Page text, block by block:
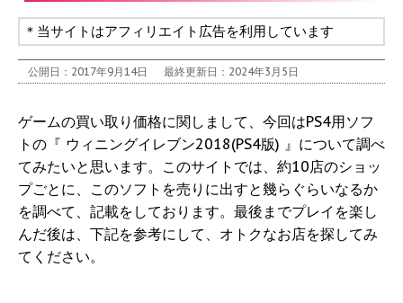
＊当サイトはアフィリエイト広告を利用しています
公開日：2017年9月14日 最終更新日：2024年3月5日
ゲームの買い取り価格に関しまして、今回はPS4用ソフ
トの『 ウィニングイレブン2018(PS4版) 』について調べ
てみたいと思います。このサイトでは、約10店のショッ
プごとに、このソフトを売りに出すと幾らぐらいなるか
を調べて、記載をしております。最後までプレイを楽し
んだ後は、下記を参考にして、オトクなお店を探してみ
てください。